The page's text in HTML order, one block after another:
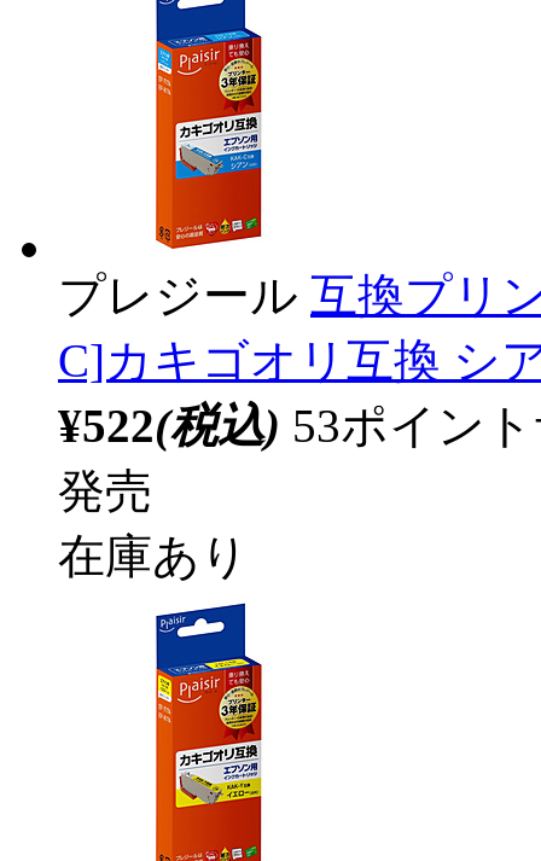
プレジール 互換プリ
C]カキゴオリ互換 シ
¥522(税込) 53ポイン
発売
在庫あり